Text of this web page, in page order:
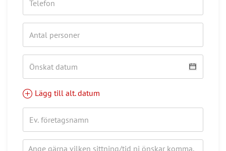
Lägg till alt. datum